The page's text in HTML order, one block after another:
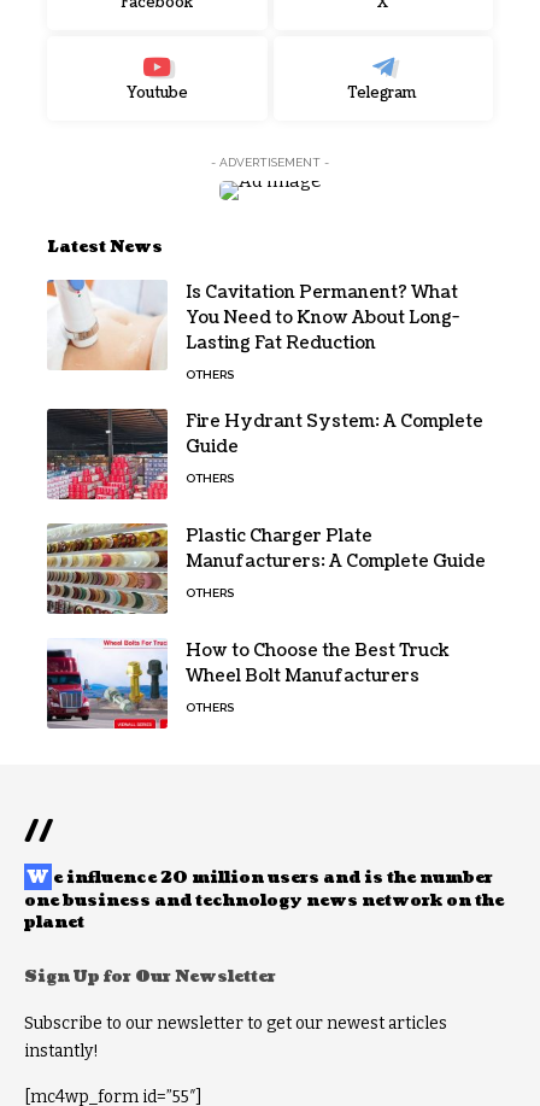
Youtube Telegram
- ADVERTISEMENT -
Latest News
Is Cavitation Permanent? What
You Need to Know About Long-
Lasting Fat Reduction
OTHERS
Fire Hydrant System: A Complete
Guide
OTHERS
Plastic Charger Plate
Manufacturers: A Complete Guide
OTHERS
How to Choose the Best Truck
Wheel Bolt Manufacturers
OTHERS
//
W e influence 20 million users and is the number
one business and technology news network on the
planet
Sign Up for Our Newsletter
Subscribe to our newsletter to get our newest articles
instantly!
[mc4wp_form id=”55″]